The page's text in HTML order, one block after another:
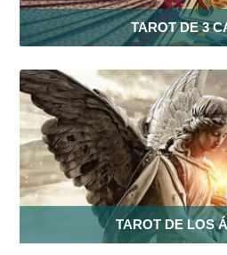
TAROT DE 3
TAROT DE LOS